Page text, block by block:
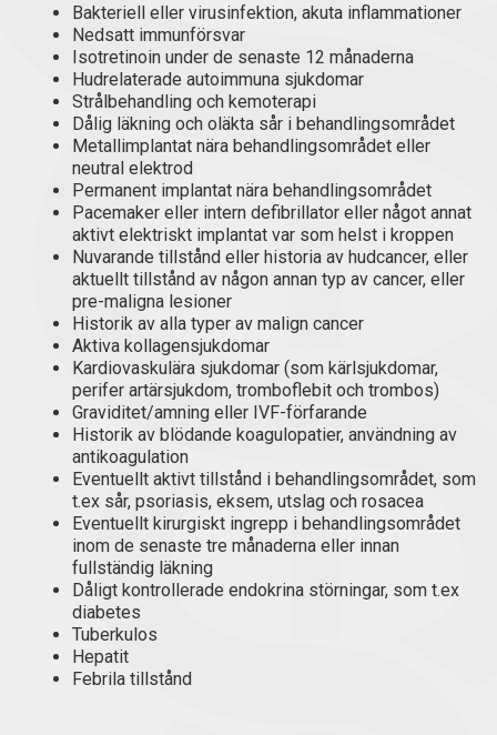
Bakteriell eller virusinfektion, akuta inflammationer
Nedsatt immunförsvar
Isotretinoin under de senaste 12 månaderna
Hudrelaterade autoimmuna sjukdomar
Strålbehandling och kemoterapi
Dålig läkning och oläkta sår i behandlingsområdet
Metallimplantat nära behandlingsområdet eller
neutral elektrod
Permanent implantat nära behandlingsområdet
Pacemaker eller intern defibrillator eller något annat
aktivt elektriskt implantat var som helst i kroppen
Nuvarande tillstånd eller historia av hudcancer, eller
aktuellt tillstånd av någon annan typ av cancer, eller
pre-maligna lesioner
Historik av alla typer av malign cancer
Aktiva kollagensjukdomar
Kardiovaskulära sjukdomar (som kärlsjukdomar,
perifer artärsjukdom, tromboflebit och trombos)
Graviditet/amning eller IVF-förfarande
Historik av blödande koagulopatier, användning av
antikoagulation
Eventuellt aktivt tillstånd i behandlingsområdet, som
t.ex sår, psoriasis, eksem, utslag och rosacea
Eventuellt kirurgiskt ingrepp i behandlingsområdet
inom de senaste tre månaderna eller innan
fullständig läkning
Dåligt kontrollerade endokrina störningar, som t.ex
diabetes
Tuberkulos
Hepatit
Febrila tillstånd